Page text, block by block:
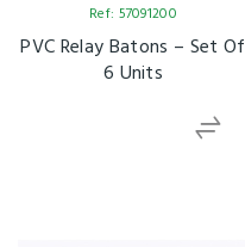
Ref: 57091200
PVC Relay Batons – Set Of
6 Units